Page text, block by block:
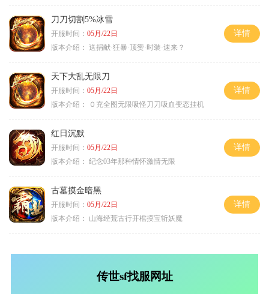
刀刀切割5%冰雪
开服时间： 05月/22日
版本介绍： 送捐献·狂暴·顶赞·时装·速来？
详情
天下大乱无限刀
开服时间： 05月/22日
版本介绍：
０充全图无限吸怪刀刀吸血变态挂机
详情
红日沉默
开服时间： 05月/22日
版本介绍： 纪念03年那种情怀激情无限
详情
古墓摸金暗黑
开服时间： 05月/22日
版本介绍：
山海经荒古行开棺摸宝斩妖魔
详情
传世sf找服网址